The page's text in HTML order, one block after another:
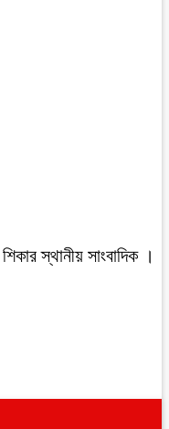
স্থানীয় সাংবাদিক ।